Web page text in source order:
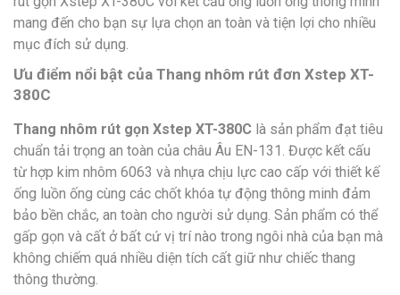
mang đến cho bạn sự lựa chọn an toàn và tiện lợi cho nhiều
mục đích sử dụng.
Ưu điểm nổi bật của Thang nhôm rút đơn Xstep XT-
380C
Thang nhôm rút gọn Xstep XT-380C là sản phẩm đạt tiêu
chuẩn tải trọng an toàn của châu Âu EN-131. Được kết cấu
từ hợp kim nhôm 6063 và nhựa chịu lực cao cấp với thiết kế
ống luồn ống cùng các chốt khóa tự động thông minh đảm
bảo bền chắc, an toàn cho người sử dụng. Sản phẩm có thể
gấp gọn và cất ở bất cứ vị trí nào trong ngôi nhà của bạn mà
không chiếm quá nhiều diện tích cất giữ như chiếc thang
thông thường.